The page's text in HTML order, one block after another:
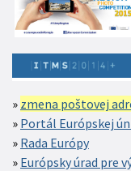
zmena poštovej
Portál Európskej
Rada Európy
Európsky úrad pre